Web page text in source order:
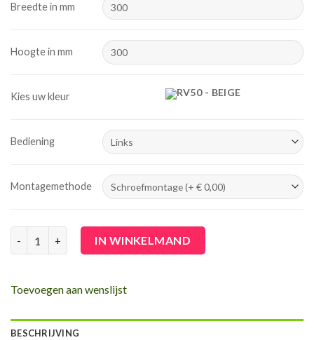
Breedte in mm
Hoogte in mm
Kies uw kleur RV50 - BEIGE
Bediening
Montagemethode
Rolgordijn - verduisterend aantal
IN WINKELMAND
Toevoegen aan wenslijst
BESCHRIJVING